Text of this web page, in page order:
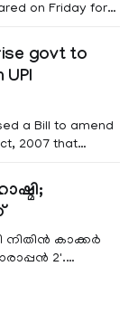
on Friday for
Meanwhile, a
Kottayam,
Idukki districts. Following a red alert on
govt to
a Bill to amend
2007 that
through
notified
The amendment passed by the
നിതിൻ കാക്കർ
2'.